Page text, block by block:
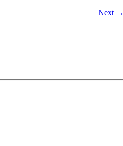
Next →